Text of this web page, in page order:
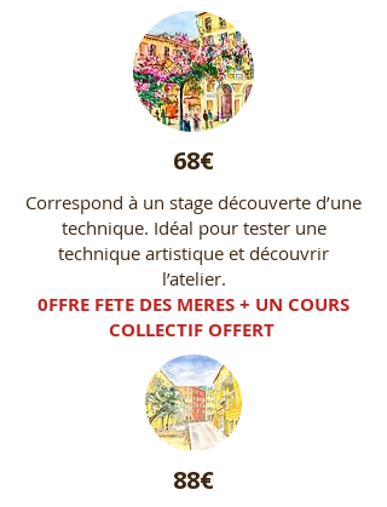
68€
Correspond à un stage découverte d’une
technique. Idéal pour tester une
technique artistique et découvrir
l’atelier.
0FFRE FETE DES MERES + UN COURS
COLLECTIF OFFERT
88€